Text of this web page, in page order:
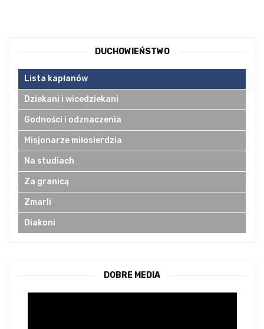
DUCHOWIEŃSTWO
Lista kapłanów
Dziekani i wicedziekani
Godności i odznaczenia
Misjonarze miłosierdzia
Na studiach
Za granicą
Zmarli
Diakoni
DOBRE MEDIA